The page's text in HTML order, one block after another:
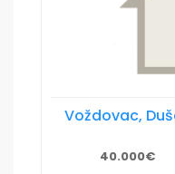
Voždovac,
40.000€